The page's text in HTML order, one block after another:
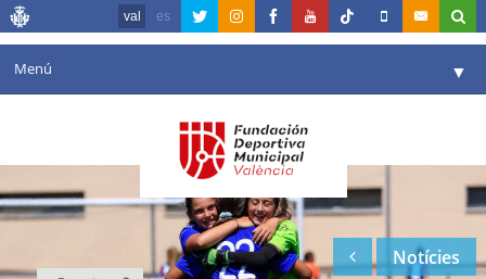
val es
Menú ▼
Agenda
Instal·lacions ▼
▼
Notícies